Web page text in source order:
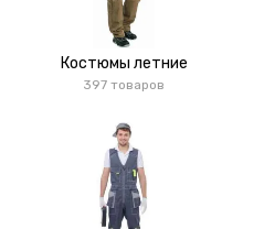
Костюмы летние
397 товаров